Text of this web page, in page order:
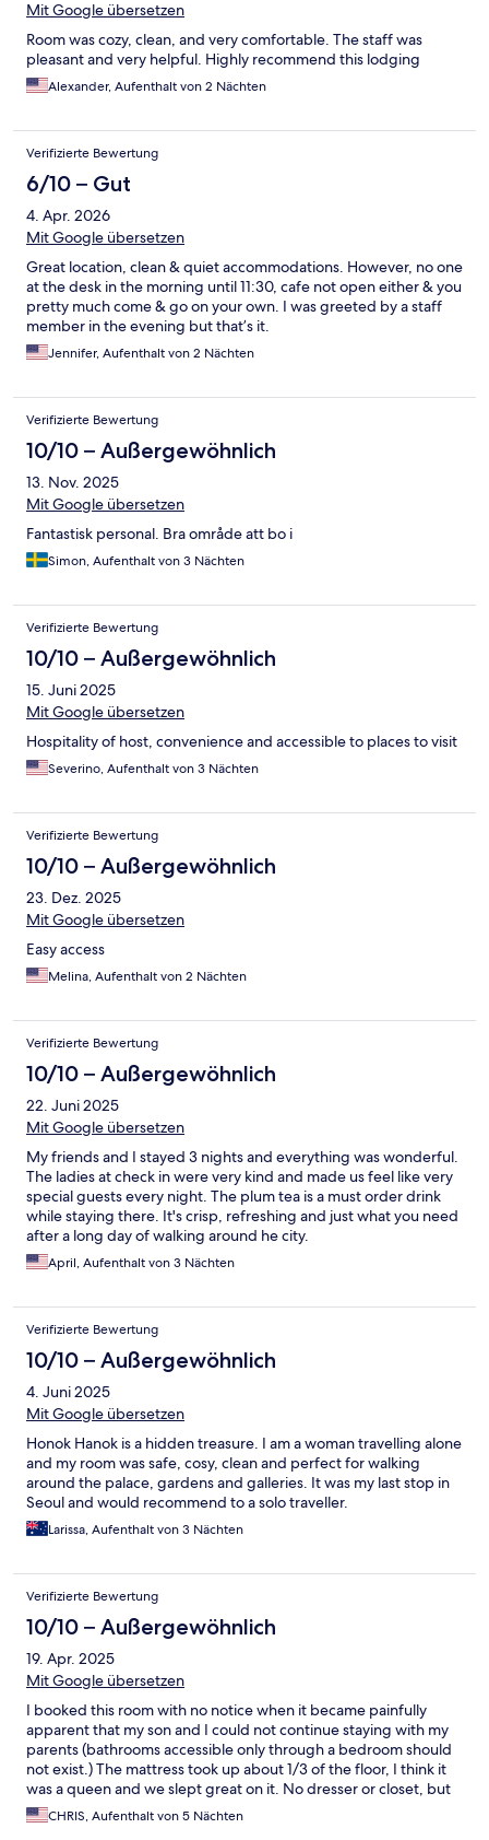
Mit Google übersetzen
Room was cozy, clean, and very comfortable. The staff was
pleasant and very helpful. Highly recommend this lodging
Alexander, Aufenthalt von 2 Nächten
Verifizierte Bewertung
6/10 – Gut
4. Apr. 2026
Mit Google übersetzen
Great location, clean & quiet accommodations. However, no one
at the desk in the morning until 11:30, cafe not open either & you
pretty much come & go on your own. I was greeted by a staff
member in the evening but that’s it.
Jennifer, Aufenthalt von 2 Nächten
Verifizierte Bewertung
10/10 – Außergewöhnlich
13. Nov. 2025
Mit Google übersetzen
Fantastisk personal. Bra område att bo i
Simon, Aufenthalt von 3 Nächten
Verifizierte Bewertung
10/10 – Außergewöhnlich
15. Juni 2025
Mit Google übersetzen
Hospitality of host, convenience and accessible to places to visit
Severino, Aufenthalt von 3 Nächten
Verifizierte Bewertung
10/10 – Außergewöhnlich
23. Dez. 2025
Mit Google übersetzen
Easy access
Melina, Aufenthalt von 2 Nächten
Verifizierte Bewertung
10/10 – Außergewöhnlich
22. Juni 2025
Mit Google übersetzen
My friends and I stayed 3 nights and everything was wonderful.
The ladies at check in were very kind and made us feel like very
special guests every night. The plum tea is a must order drink
while staying there. It's crisp, refreshing and just what you need
after a long day of walking around he city.
April, Aufenthalt von 3 Nächten
Verifizierte Bewertung
10/10 – Außergewöhnlich
4. Juni 2025
Mit Google übersetzen
Honok Hanok is a hidden treasure. I am a woman travelling alone
and my room was safe, cosy, clean and perfect for walking
around the palace, gardens and galleries. It was my last stop in
Seoul and would recommend to a solo traveller.
Larissa, Aufenthalt von 3 Nächten
Verifizierte Bewertung
10/10 – Außergewöhnlich
19. Apr. 2025
Mit Google übersetzen
I booked this room with no notice when it became painfully
apparent that my son and I could not continue staying with my
parents (bathrooms accessible only through a bedroom should
not exist.) The mattress took up about 1/3 of the floor, I think it
was a queen and we slept great on it. No dresser or closet, but
there was a shelving unit and hooks with a handful of hangers.
The bathroom was a typical Korean setup - no separate
CHRIS, Aufenthalt von 5 Nächten